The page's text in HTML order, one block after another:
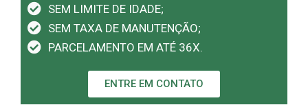
SEM LIMITE DE IDADE;
SEM TAXA DE MANUTENÇÃO;
PARCELAMENTO EM ATÉ 36X.
ENTRE EM CONTATO